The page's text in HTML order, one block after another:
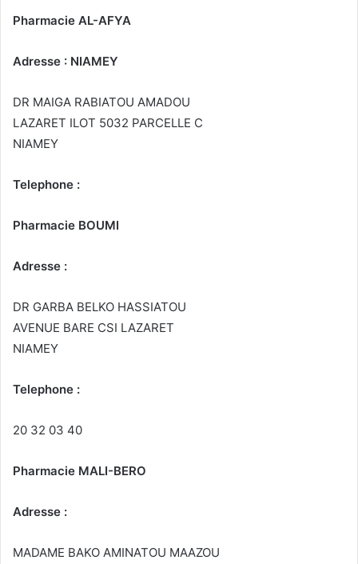
Pharmacie AL-AFYA
Adresse : NIAMEY
DR MAIGA RABIATOU AMADOU
LAZARET ILOT 5032 PARCELLE C
NIAMEY
Telephone :
Pharmacie BOUMI
Adresse :
DR GARBA BELKO HASSIATOU
AVENUE BARE CSI LAZARET
NIAMEY
Telephone :
20 32 03 40
Pharmacie MALI-BERO
Adresse :
MADAME BAKO AMINATOU MAAZOU